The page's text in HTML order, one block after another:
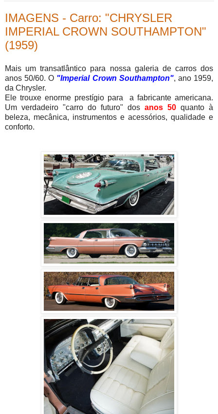
IMAGENS - Carro: "CHRYSLER
IMPERIAL CROWN SOUTHAMPTON"
(1959)
Mais um transatlântico para nossa galeria de carros dos
anos 50/60. O "Imperial Crown Southampton", ano 1959,
da Chrysler.
Ele trouxe enorme prestígio para a fabricante americana.
Um verdadeiro "carro do futuro" dos anos 50 quanto à
beleza, mecânica, instrumentos e acessórios, qualidade e
conforto.